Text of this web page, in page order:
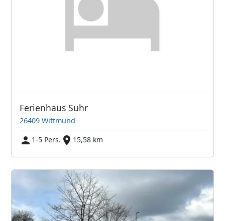
Ferienhaus Suhr
26409 Wittmund
1-5 Pers.
15,58 km